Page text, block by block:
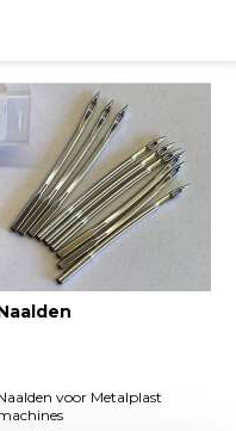
voor Metalplast
Bekijk product